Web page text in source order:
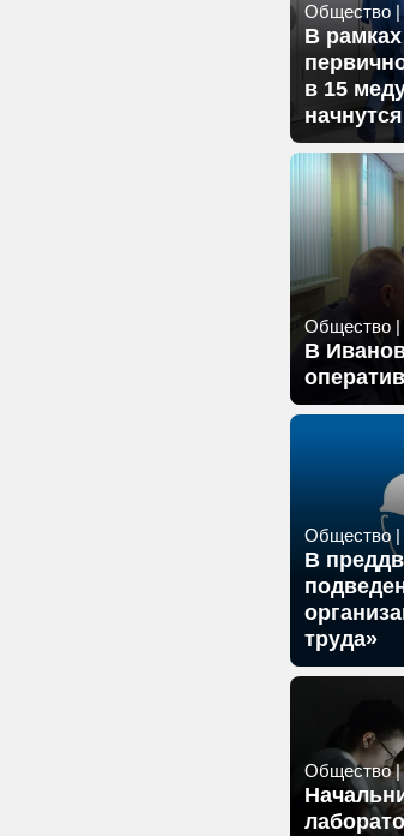
Общество |
В
в 15
Общество |
В
Общество |
В
труда»
Общество|